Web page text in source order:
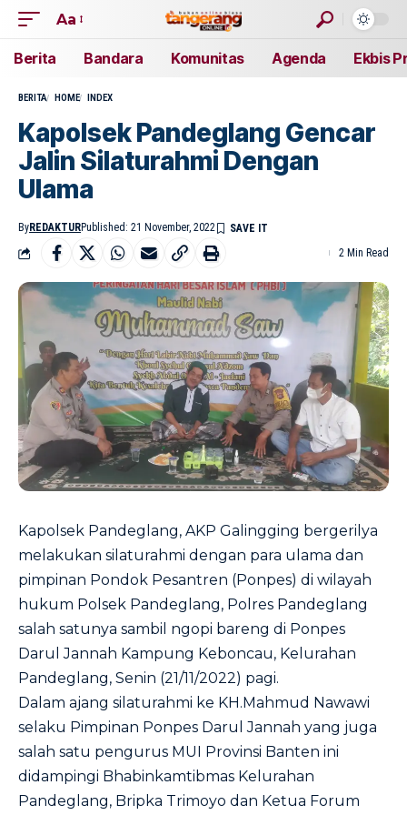
Aa
Berita Bandara Komunitas Agenda Ekbis
BERITA HOME INDEX
Kapolsek Pandeglang Gencar
Jalin Silaturahmi Dengan
Ulama
ByREDAKTURPublished: 21 November, 2022
2 Min Read
Kapolsek Pandeglang, AKP Galingging bergerilya
melakukan silaturahmi dengan para ulama dan
pimpinan Pondok Pesantren (Ponpes) di wilayah
hukum Polsek Pandeglang, Polres Pandeglang
salah satunya sambil ngopi bareng di Ponpes
Darul Jannah Kampung Keboncau, Kelurahan
Pandeglang, Senin (21/11/2022) pagi.
Dalam ajang silaturahmi ke KH.Mahmud Nawawi
selaku Pimpinan Ponpes Darul Jannah yang juga
salah satu pengurus MUI Provinsi Banten ini
didampingi Bhabinkamtibmas Kelurahan
Pandeglang, Bripka Trimoyo dan Ketua Forum